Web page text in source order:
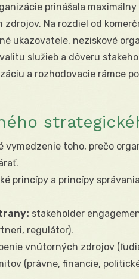
prinášala
Na rozdiel od
ukazovatele, neziskové
služieb a dôveru
a rozhodovacie rámce
vymedzenie toho, prečo
princípy a princípy
stakeholder
regulátor).
vnútorných zdrojov
(právne, financie,